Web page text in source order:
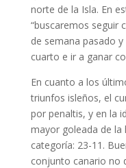
norte de la Isla. En
“buscaremos seguir
de semana pasado
cuarto e ir a ganar
En cuanto a los
triunfos isleños, el
por penaltis, y en la
mayor goleada de la
categoría: 23-11.
conjunto canario no